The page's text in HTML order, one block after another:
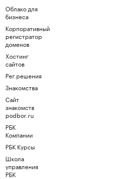
Облако для
бизнеса
Корпоративный
регистратор
доменов
Хостинг
сайтов
Рег.решения
Знакомства
Сайт
знакомств
podbor.ru
РБК
Компании
РБК Курсы
Школа
управления
РБК